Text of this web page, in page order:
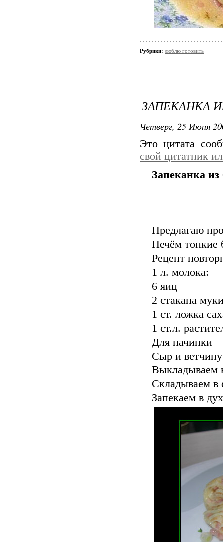
Рубрики: люблю готовить
ЗАПЕКАНКА
Четверг, 25 Июня
Это цитата
свой цитатник
Запеканка из
Предлагаю
Печём тонкие
Рецепт
1 л. молока:
6 яиц
2 стакана муки
1 ст. ложка
1 ст.л.
Для начинки
Сыр и
Выкладываем
Складываем в
Запекаем в